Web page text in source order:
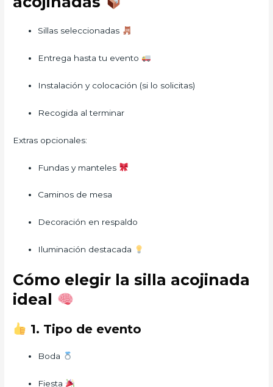
Sillas seleccionadas
Entrega hasta tu evento
Instalación y colocación (si lo solicitas)
Recogida al terminar
Extras opcionales:
Fundas y manteles
Caminos de mesa
Decoración en respaldo
Iluminación destacada
Cómo elegir la silla acojinada
ideal
1. Tipo de evento
Boda
Fiesta